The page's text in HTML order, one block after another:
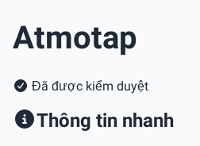
Atmotap
Đã được kiểm duyệt
Thông tin nhanh